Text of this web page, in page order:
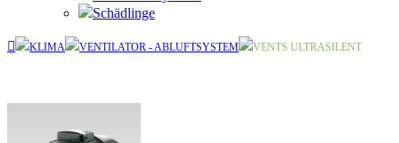
Schädlinge
KLIMA VENTILATOR - ABLUFTSYSTEM VENTS ULTRASILENT